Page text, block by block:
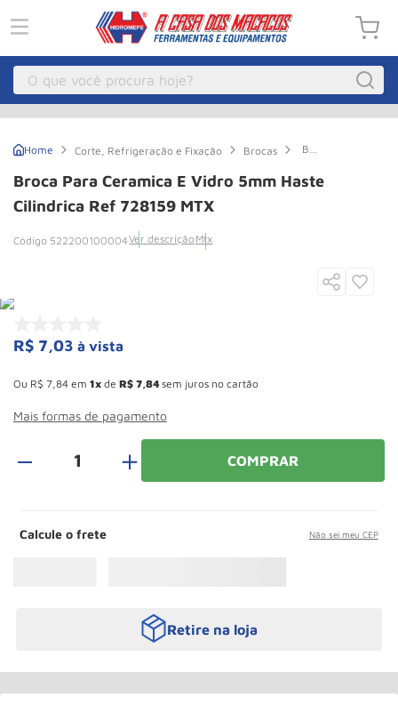
O que você procura hoje?
Corte, Refrigeração e Fixação Brocas
Broca
Ceramica
e
Broca Para Ceramica E Vidro 5mm Haste
Cilindrica Ref 728159 MTX
522200100004Ver descrição Mtx
R$ 7,03 à vista
Ou R$ 7 84 em 1 de R$ 7 84 sem juros no cartão
Mais formas de pagamento
＋ COMPRAR
Calcule o frete Não sei meu CEP
Retire na loja
Guincho Eletrico
º Macaco Hidraulico
8 Rodizio
9º Talha
10 º